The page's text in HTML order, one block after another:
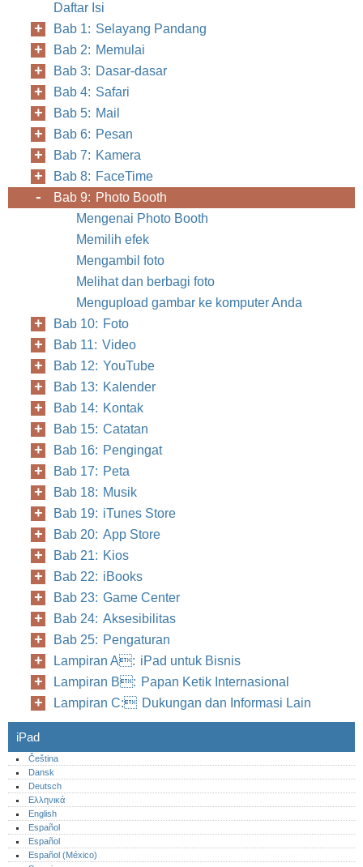
Daftar Isi
Bab 1: Selayang Pandang
Bab 2: Memulai
Bab 3: Dasar-dasar
Bab 4: Safari
Bab 5: Mail
Bab 6: Pesan
Bab 7: Kamera
Bab 8: FaceTime
Bab 9: Photo Booth
Mengenai Photo Booth
Memilih efek
Mengambil foto
Melihat dan berbagi foto
Mengupload gambar ke komputer Anda
Bab 10: Foto
Bab 11: Video
Bab 12: YouTube
Bab 13: Kalender
Bab 14: Kontak
Bab 15: Catatan
Bab 16: Pengingat
Bab 17: Peta
Bab 18: Musik
Bab 19: iTunes Store
Bab 20: App Store
Bab 21: Kios
Bab 22: iBooks
Bab 23: Game Center
Bab 24: Aksesibilitas
Bab 25: Pengaturan
Lampiran A: iPad untuk Bisnis
Lampiran B: Papan Ketik Internasional
Lampiran C: Dukungan dan Informasi Lain
iPad
Čeština
Dansk
Deutsch
Ελληνικά
English
Español
Español
Español (México)‎